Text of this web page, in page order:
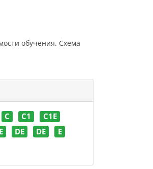
обучения. Схема
C C1
C1E
DE DE
E